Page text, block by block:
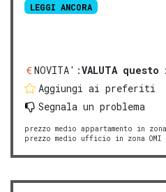
LEGGI ANCORA
NOVITA':VALUTA
Aggiungi ai preferiti
Segnala un problema
prezzo medio appartamento in zona
prezzo medio ufficio in zona OMI